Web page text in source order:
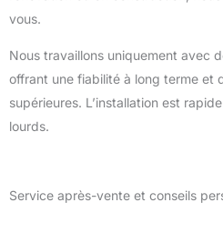
vous.
Nous travaillons uniquement avec
offrant une fiabilité à long terme et
supérieures. L’installation est
lourds.
Service après-vente et conseils